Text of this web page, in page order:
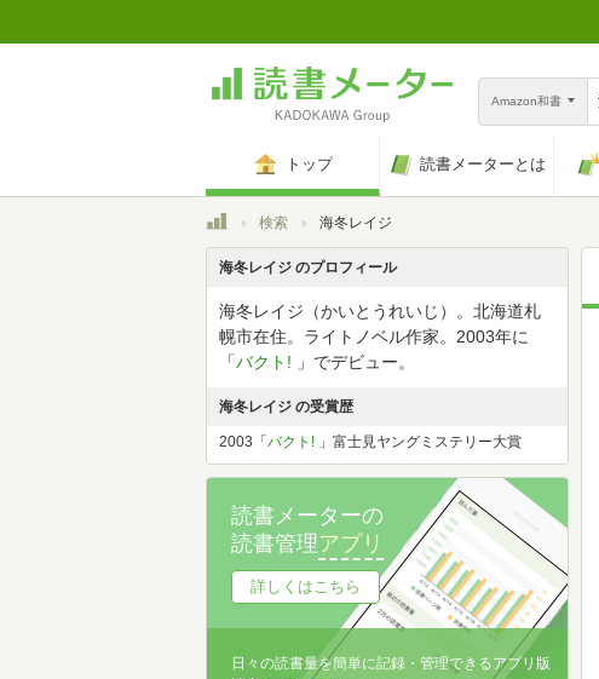
Amazon和書
トップ 読書メーターとは
トップ検索 海冬レイジ
海冬レイジ のプロフィール
海冬レイジ（かいとうれいじ）。北海道札
幌市在住。ライトノベル作家。2003年に
「バクト! 」でデビュー。
海冬レイジ の受賞歴
2003「 バクト! 」富士見ヤングミステリー大賞
読書メーターの
読書管理アプリ
詳しくはこちら
日々の読書量を簡単に記録・管理できるアプリ版